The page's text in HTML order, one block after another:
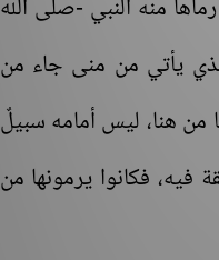
منه النبي -صلى الله
يأتي من منى جاء من
من هنا، ليس أمامه سبيلٌ
فكانوا يرمونها من